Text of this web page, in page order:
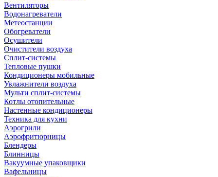
Вентиляторы
Водонагреватели
Метеостанции
Обогреватели
Осушители
Очистители воздуха
Сплит-системы
Тепловые пушки
Кондиционеры мобильные
Увлажнители воздуха
Мульти сплит-системы
Котлы отопительные
Настенные кондиционеры
Техника для кухни
Аэрогрили
Аэрофритюрницы
Блендеры
Блинницы
Вакуумные упаковщики
Вафельницы